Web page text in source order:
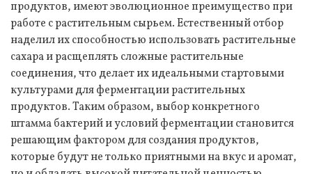
продуктов, имеют эволюционное преимущество при
работе с растительным сырьем. Естественный отбор
наделил их способностью использовать растительные
сахара и расщеплять сложные растительные
соединения, что делает их идеальными стартовыми
культурами для ферментации растительных
продуктов. Таким образом, выбор конкретного
штамма бактерий и условий ферментации становится
решающим фактором для создания продуктов,
которые будут не только приятными на вкус и аромат,